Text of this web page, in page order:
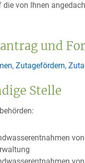
die von Ihnen
und
Zutagefördern,
Stelle